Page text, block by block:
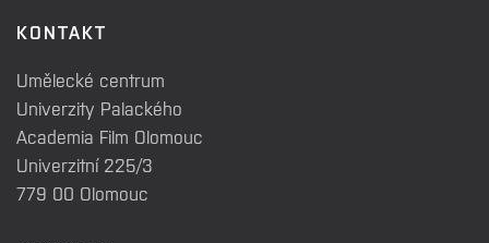
KONTAKT
Umělecké centrum
Univerzity Palackého
Academia Film Olomouc
Univerzitní 225/3
779 00 Olomouc